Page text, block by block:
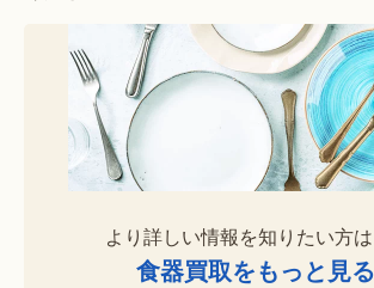
より詳しい情報を知りたい方
食器買取をもっと見る